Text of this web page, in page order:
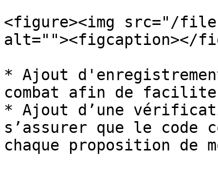
<figure><img src="/files/
alt=""><figcaption></
* Ajout
combat afin de
* Ajout d’une
s’assurer que le code
chaque proposition de